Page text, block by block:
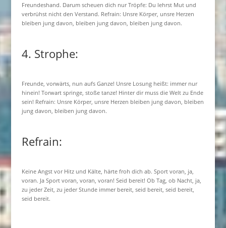
Freundeshand. Darum scheuen dich nur Tröpfe: Du lehrst Mut und
verbrühst nicht den Verstand. Refrain: Unsre Körper, unsre Herzen
bleiben jung davon, bleiben jung davon, bleiben jung davon.
4. Strophe:
Freunde, vorwärts, nun aufs Ganze! Unsre Losung heißt: immer nur
hinein! Torwart springe, stoße tanze! Hinter dir muss die Welt zu Ende
sein! Refrain: Unsre Körper, unsre Herzen bleiben jung davon, bleiben
jung davon, bleiben jung davon.
Refrain:
Keine Angst vor Hitz und Kälte, härte froh dich ab. Sport voran, ja,
voran. Ja Sport voran, voran, voran! Seid bereit! Ob Tag, ob Nacht, ja,
zu jeder Zeit, zu jeder Stunde immer bereit, seid bereit, seid bereit,
seid bereit.